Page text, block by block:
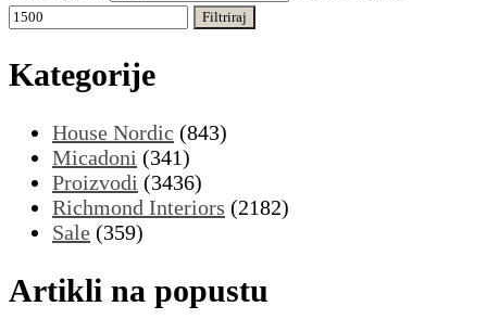
Filtriraj
Kategorije
House Nordic (843)
Micadoni (341)
Proizvodi (3436)
Richmond Interiors (2182)
Sale (359)
Artikli na popustu